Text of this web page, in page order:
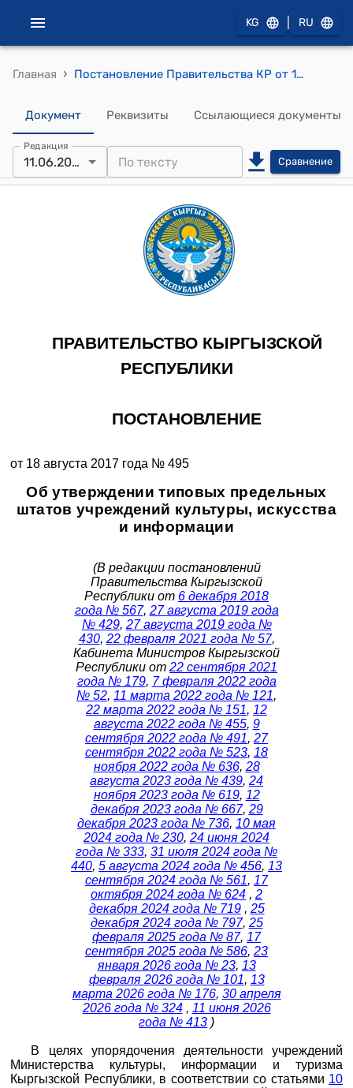
KG RU
Главная › Постановление Правительства КР от 18 августа 2017 года № 495 "Об утверждении типовых предельных штатов учреждений культуры, искусства и информации"
Документ Реквизиты Ссылающиеся документы
Редакция
11.06.2026 Сравнение